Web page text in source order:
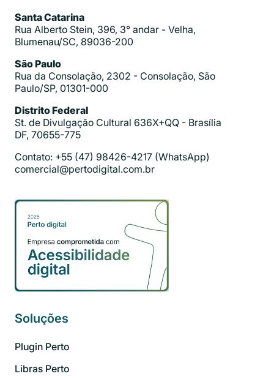
Santa Catarina
Rua Alberto Stein, 396, 3° andar - Velha,
Blumenau/SC, 89036-200
São Paulo
Rua da Consolação, 2302 - Consolação, São
Paulo/SP, 01301-000
Distrito Federal
St. de Divulgação Cultural 636X+QQ - Brasília
DF, 70655-775
Contato: +55 (47) 98426-4217 (WhatsApp)
comercial@pertodigital.com.br
Soluções
Plugin Perto
Libras Perto